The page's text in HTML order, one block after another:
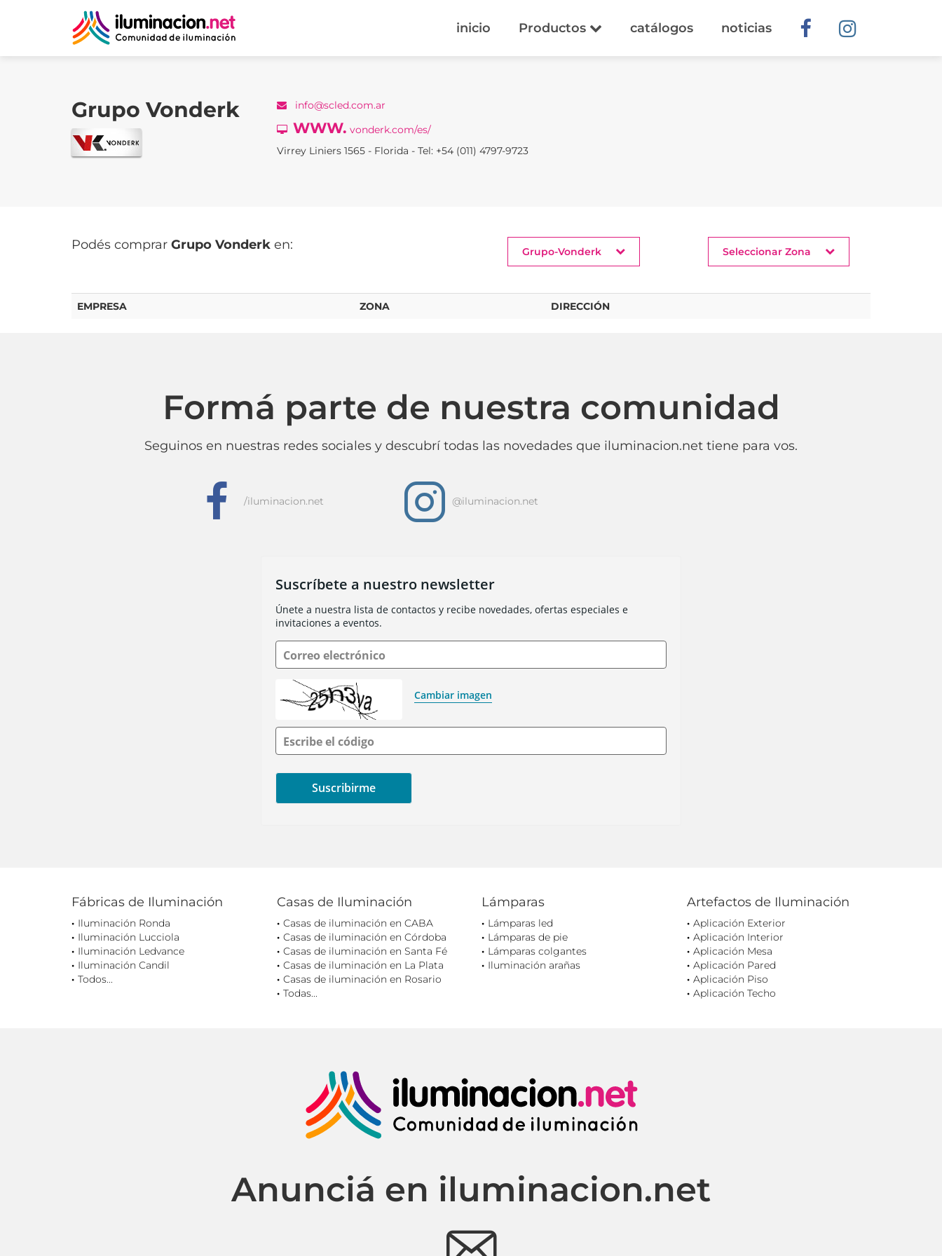
inicio Productos catálogos noticias
Grupo Vonderk info@scled.com.ar
WWW. vonderk.com/es/
Virrey Liniers 1565 - Florida - Tel: +54 (011) 4797-9723
Podés comprar Grupo Vonderk en: Grupo-Vonderk Seleccionar Zona
EMPRESA ZONA DIRECCIÓN
Formá parte de nuestra comunidad
Seguinos en nuestras redes sociales y descubrí todas las novedades que iluminacion.net tiene para vos.
f /iluminacion.net i @iluminacion.net
Suscríbete a nuestro newsletter
Únete a nuestra lista de contactos y recibe novedades, ofertas especiales e
invitaciones a eventos.
Correo electrónico
Cambiar imagen
Escribe el código
Fábricas de Iluminación
Iluminación Ronda
Iluminación Lucciola
Iluminación Ledvance
Iluminación Candil
Todos...
Casas de Iluminación
Casas de iluminación en CABA
Casas de iluminación en Córdoba
Casas de iluminación en Santa Fé
Casas de iluminación en La Plata
Casas de iluminación en Rosario
Todas...
Lámparas
Lámparas led
Lámparas de pie
Lámparas colgantes
Iluminación arañas
Artefactos de Iluminación
Aplicación Exterior
Aplicación Interior
Aplicación Mesa
Aplicación Pared
Aplicación Piso
Aplicación Techo
Anunciá en iluminacion.net